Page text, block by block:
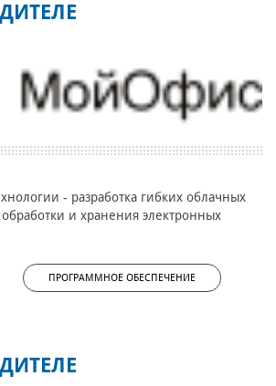
- разработка гибких облачных
и хранения электронных
ПРОГРАММНОЕ ОБЕСПЕЧЕНИЕ